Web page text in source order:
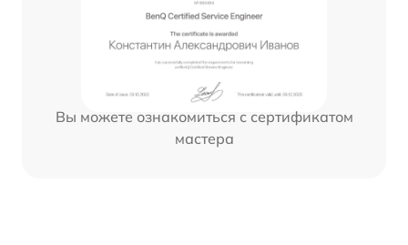
Вы можете ознакомиться с сертификатом
мастера